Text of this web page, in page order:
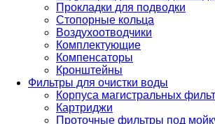
Прокладки для подводки
Стопорные кольца
Воздухоотводчики
Комплектующие
Компенсаторы
Кронштейны
Фильтры для очистки воды
Корпуса магистральных
Картриджи
Проточные фильтры под